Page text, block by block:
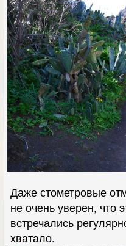
Даже стометровые
не очень уверен, что
встречались
хватало.